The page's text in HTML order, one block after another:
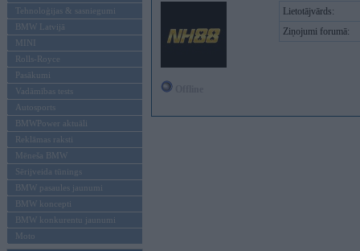
Tehnoloģijas & sasniegumi
BMW Latvijā
MINI
Rolls-Royce
Pasākumi
Vadāmības tests
Autosports
BMWPower aktuāli
Reklāmas raksti
Mēneša BMW
Sērijveida tūnings
BMW pasaules jaunumi
BMW koncepti
BMW konkurentu jaunumi
Moto
Lietotājvārds:
Ziņojumi forumā: